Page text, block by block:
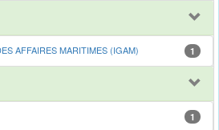
AFFAIRES MARITIMES (IGAM) 1
1